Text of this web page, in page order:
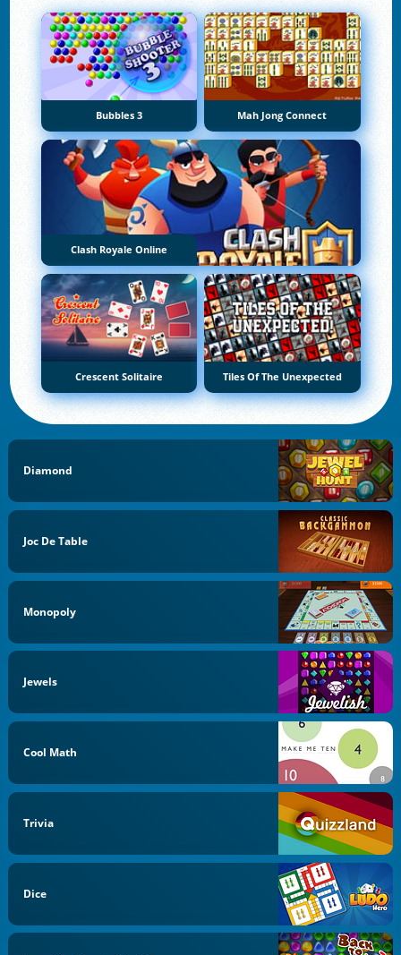
Bubbles 3 Mah Jong Connect
Clash Royale Online
Crescent Solitaire Tiles Of The Unexpected
Diamond
Joc De Table
Monopoly
Jewels
Cool Math
Trivia
Dice